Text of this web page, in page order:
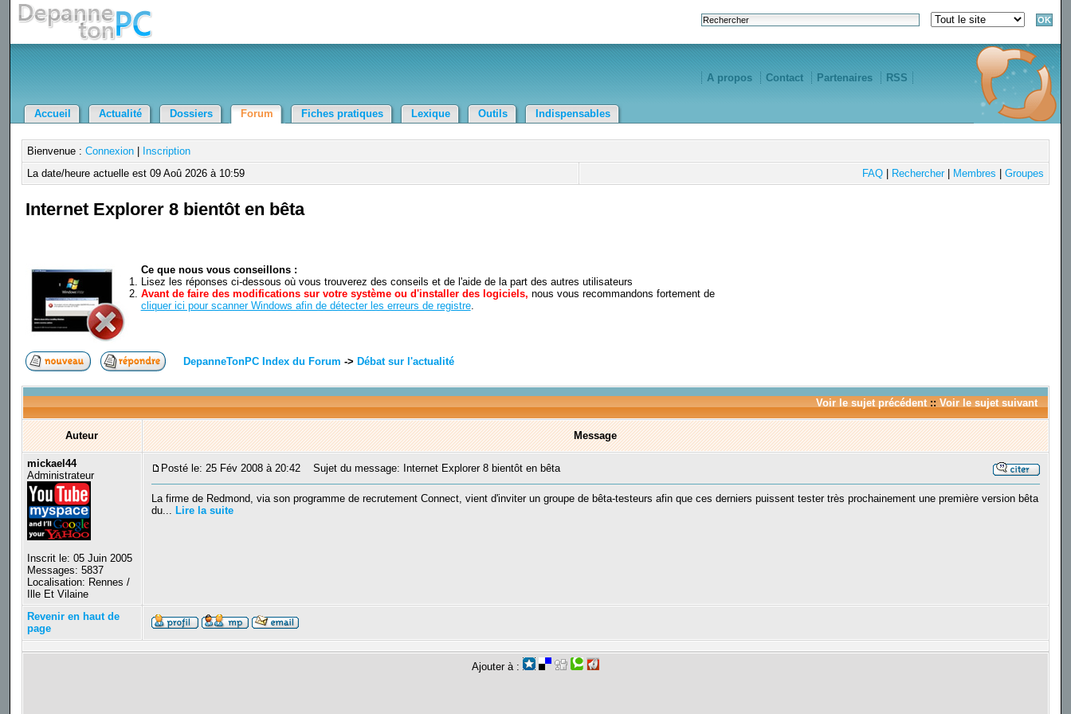
A propos Contact Partenaires RSS
Accueil Actualité Dossiers Forum Fiches pratiques Lexique Outils Indispensables
Bienvenue : Connexion|
Inscription
La date/heure actuelle est 09 Aoû 2026 à 10:59
FAQ| Rechercher| Membres Groupes
Internet Explorer 8 bientôt en bêta
Ce que nous vous conseillons :
Lisez les réponses ci-dessous où vous trouverez des conseils et de l'aide de la part des autres utilisateurs
Avant de faire des modifications sur votre système ou d'installer des logiciels, nous vous recommandons fortement de
cliquer ici pour scanner Windows afin de détecter les erreurs de registre.
DepanneTonPC Index du Forum -> Débat sur l'actualité
Voir le sujet précédent:: Voir le sujet suivant
Auteur Message
mickael44
Administrateur
Inscrit le: 05 Juin 2005
Messages: 5837
Localisation: Rennes /
Ille Et Vilaine
Posté le: 25 Fév 2008 à 20:42 Sujet du message: Internet Explorer 8 bientôt en bêta
La firme de Redmond, via son programme de recrutement Connect, vient d'inviter un groupe de bêta-testeurs afin que ces derniers puissent tester très prochainement une première version bêta
du... Lire la suite
Revenir en haut de
page
Ajouter à :